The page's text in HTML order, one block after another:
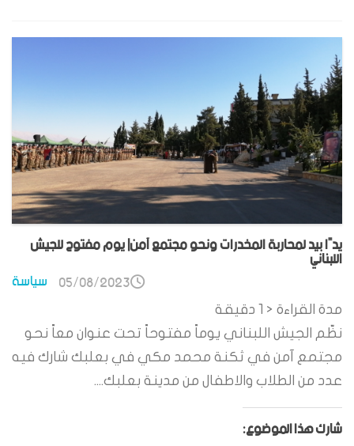
يدًا بيد لمحاربة المخدرات ونحو مجتمع آمن| يوم مفتوح للجيش
اللبناني
سياسة 05/08/2023
مدة القراءة < 1
دقيقة
نظّم الجيش اللبناني يوماً مفتوحاً تحت عنوان معاً نحو
مجتمع آمن في ثكنة محمد مكي في بعلبك شارك فيه
عدد من الطلاب والاطفال من مدينة بعلبك....
شارك هذا الموضوع: